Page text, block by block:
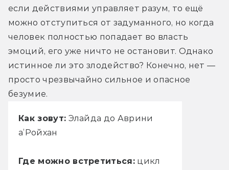
если действиями управляет разум, то ещё
можно отступиться от задуманного, но когда
человек полностью попадает во власть
эмоций, его уже ничто не остановит. Однако
истинное ли это злодейство? Конечно, нет —
просто чрезвычайно сильное и опасное
безумие.
Как зовут: Элайда до Аврини
а’Ройхан
Где можно встретиться: цикл